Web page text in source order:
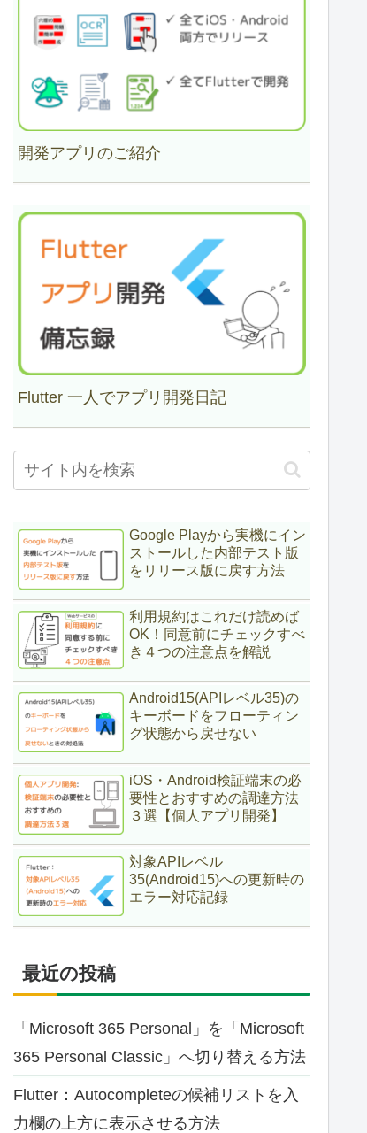
開発アプリのご紹介
Flutter 一人でアプリ開発日記
Google Playから実機にイン
ストールした内部テスト版
をリリース版に戻す方法
利用規約はこれだけ読めば
OK！同意前にチェックすべ
き４つの注意点を解説
Android15(APIレベル35)の
キーボードをフローティン
グ状態から戻せない
iOS・Android検証端末の必
要性とおすすめの調達方法
３選【個人アプリ開発】
対象APIレベル
35(Android15)への更新時の
エラー対応記録
最近の投稿
「Microsoft 365 Personal」を「Microsoft
365 Personal Classic」へ切り替える方法
Flutter：Autocompleteの候補リストを入
力欄の上方に表示させる方法